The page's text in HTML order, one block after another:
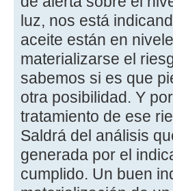
luz, nos está
aceite están en
materializarse el
sabemos si es que
otra posibilidad. Y
tratamiento de ese
Saldrá del análisis
generada por el
cumplido. Un buen